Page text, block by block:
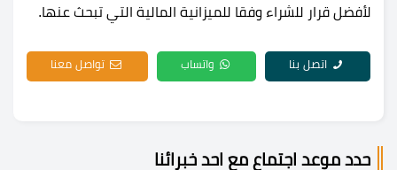
لأفضل قرار للشراء وفقا للميزانية المالية التي تبحث عنها.
اتصل بنا واتساب تواصل معنا
حدد موعد اجتماع مع احد خبرائنا